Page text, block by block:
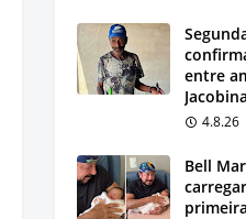
entre
4.8.26
Bell